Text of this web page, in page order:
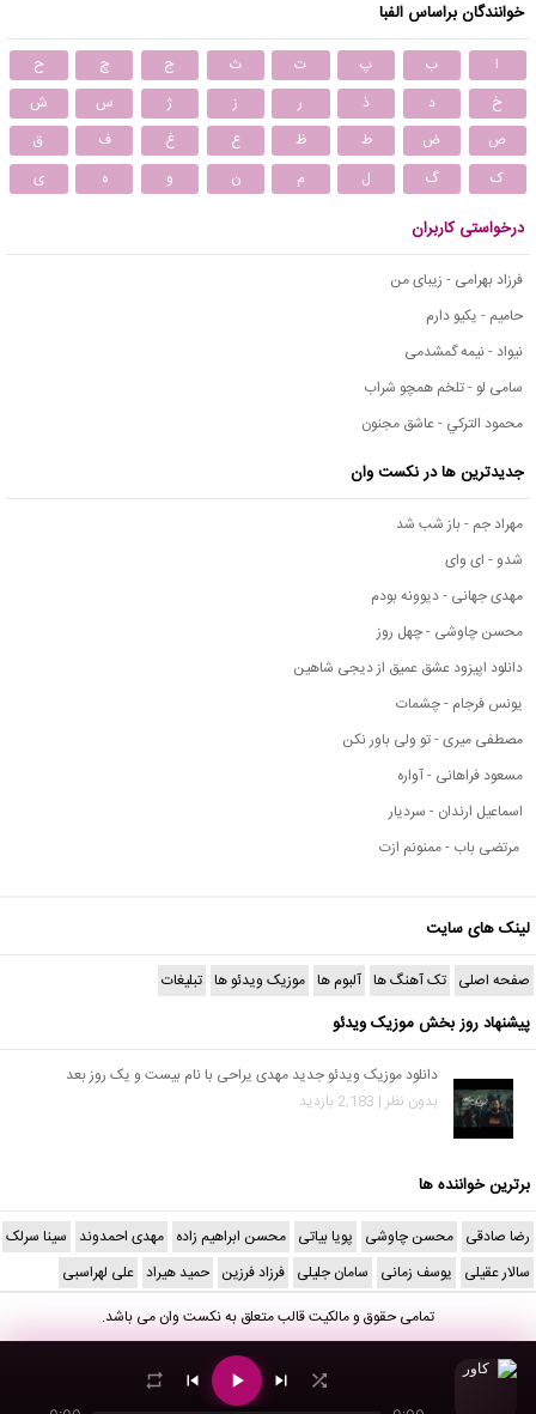
خوانندگان براساس الفبا
ا ب پ ت ث ج چ
ح
خ
د ذ ر ز ژ س
ش
ص
ض ط ظ ع غ ف
ق
ک
گ ل م ن و ه ی
درخواستی کاربران
فرزاد بهرامی - زیبای من
حامیم - یکیو دارم
نیواد - نیمه گمشدمی
سامی لو - تلخم همچو شراب
محمود التركي - عاشق مجنون
جدیدترین ها در نکست وان
مهراد جم - باز شب شد
شدو - ای وای
مهدی جهانی - دیوونه بودم
محسن چاوشی - چهل روز
دانلود اپیزود عشق عمیق از دیجی شاهین
یونس فرجام - چشمات
مصطفی میری - تو ولی باور نکن
مسعود فراهانی - آواره
اسماعیل ارندان - سردیار
مرتضی باب - ممنونم ازت
لینک های سایت
صفحه اصلی تک آهنگ ها آلبوم ها موزیک ویدئو ها تبلیغات
پیشنهاد روز بخش موزیک ویدئو
دانلود موزیک ویدئو جدید مهدی یراحی با نام بیست و یک روز بعد
بدون نظر | 2,183 بازدید
برترین خواننده ها
رضا صادقی محسن چاوشی پویا بیاتی محسن ابراهیم زاده مهدی احمدوند سینا سرلک
سالار عقیلی یوسف زمانی سامان جلیلی فرزاد فرزین حمید هیراد علی لهراسبی
تمامی حقوق و مالکیت قالب متعلق بهنکست وانمی باشد.